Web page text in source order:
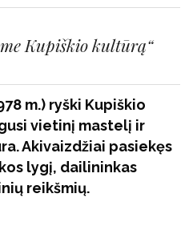
Kupiškio kultūrą“
m.) ryški Kupiškio
vietinį mastelį ir
Akivaizdžiai pasiekęs
lygį, dailininkas
reikšmių.